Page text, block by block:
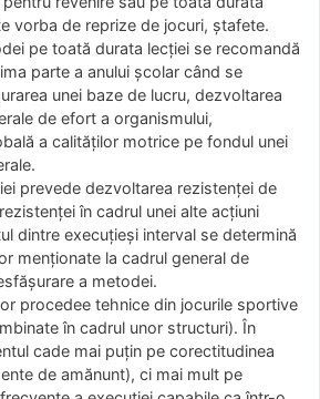
vorba de reprize de jocuri, ştafete.
pe toată durata lecţiei se recomandă
parte a anului şcolar când se
unei baze de lucru, dezvoltarea
de efort a organismului,
a calităţilor motrice pe fondul unei
prevede dezvoltarea rezistenţei de
în cadrul unei alte acţiuni
dintre execuţieşi interval se determină
menţionate la cadrul general de
a metodei.
procedee tehnice din jocurile sportive
în cadrul unor structuri). În
cade mai puţin pe corectitudinea
de amănunt), ci mai mult pe